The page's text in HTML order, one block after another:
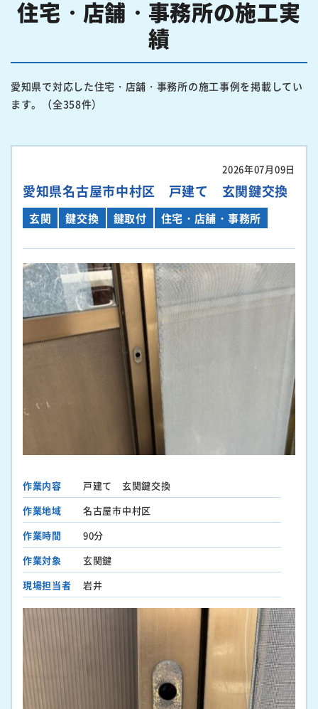
住宅・店舗・事務所の施工実
績
愛知県で対応した住宅・店舗・事務所の施工事例を掲載してい
ます。（全358件）
2026年07月09日
愛知県名古屋市中村区 戸建て 玄関鍵交換
玄関 鍵交換 鍵取付 住宅・店舗・事務所
作業内容
戸建て 玄関鍵交換
作業地域
名古屋市中村区
作業時間
90分
作業対象
玄関鍵
現場担当者
岩井